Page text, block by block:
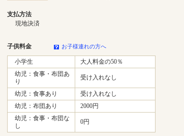
支払方法
現地決済
子供料金 お子様連れの方へ
小学生
大人料金の50％
幼児：食事・布団あ
り
受け入れなし
幼児：食事あり
受け入れなし
幼児：布団あり
2000円
幼児：食事・布団な
し
0円